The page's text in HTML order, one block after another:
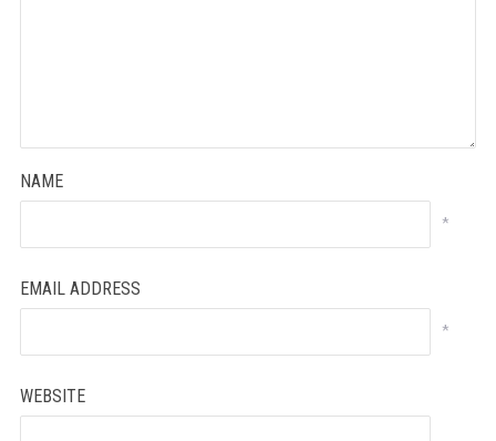
NAME
*
EMAIL ADDRESS
*
WEBSITE